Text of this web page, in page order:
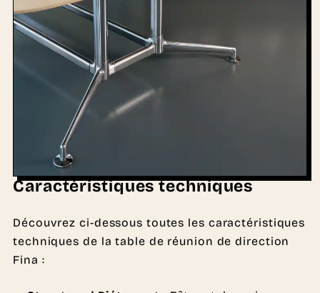
Caractéristiques techniques
Découvrez ci-dessous toutes les caractéristiques
techniques de la table de réunion de direction
Fina :